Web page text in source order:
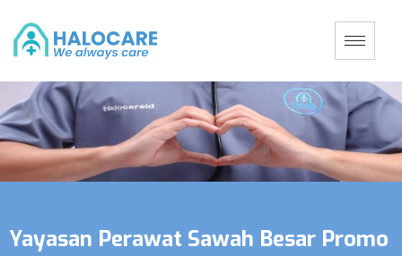
Yayasan Perawat Sawah Besar Promo